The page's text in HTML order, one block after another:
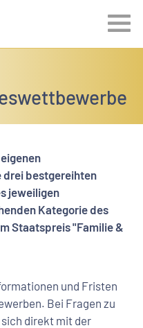
bestgereihten
jeweiligen
Kategorie des
Staatspreis "Familie &
und Fristen
Bei Fragen zu
direkt mit der